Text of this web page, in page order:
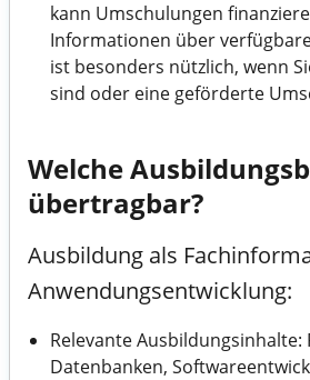
kann Umschulungen
Informationen über
ist besonders nützlich, wenn
sind oder eine geförderte
Welche
übertragbar?
Ausbildung als
Anwendungsentwicklung:
Relevante
Datenbanken,